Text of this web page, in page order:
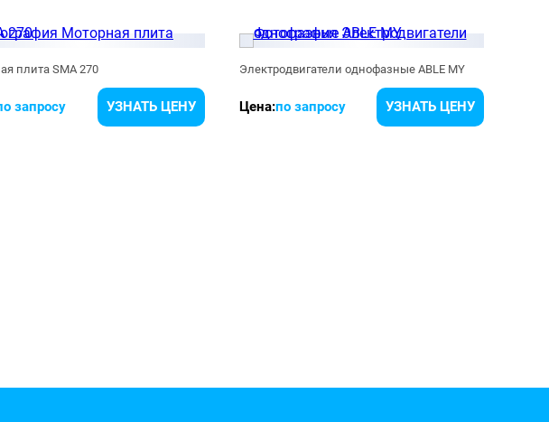
плита SMA 270
запросу УЗНАТЬ ЦЕНУ
Электродвигатели однофазные ABLE MY
Цена:по запросу УЗНАТЬ ЦЕНУ